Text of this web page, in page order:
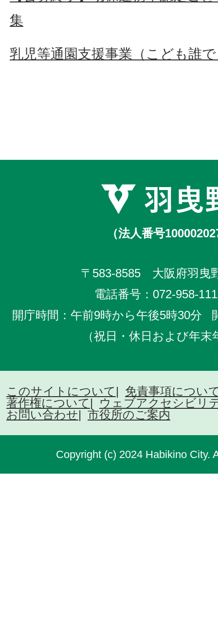
集
乳児等通園支援事業（こども誰
（法人番号
〒583-8585 大阪府羽曳
電話番号： 072-958-
開庁時間：午前9時から午後5時30分
（祝日・休日および年
このサイトについて
免責事項につい
著作権について
ウェブアクセシビリ
お問い合わせ
市役所のご案内
Copyright (c) 2024 Habikino City.